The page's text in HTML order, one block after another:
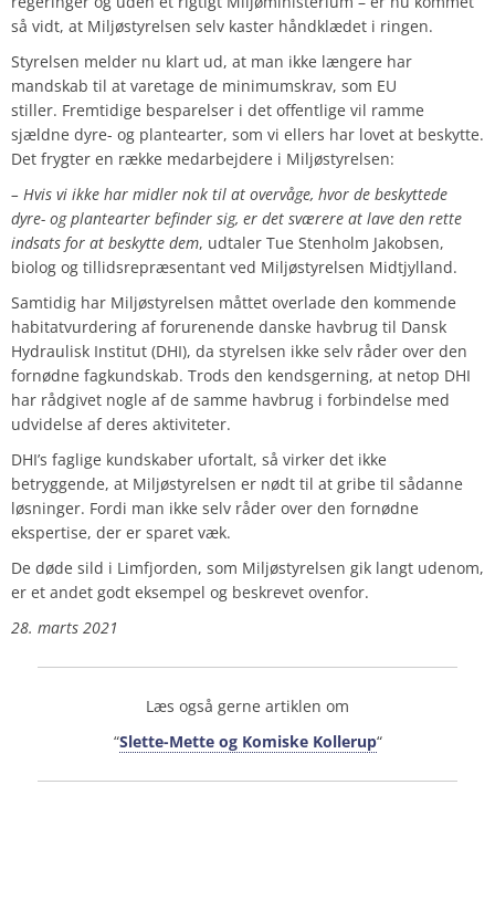
så vidt, at Miljøstyrelsen selv kaster håndklædet i ringen.
Styrelsen melder nu klart ud, at man ikke længere har
mandskab til at varetage de minimumskrav, som EU
stiller. Fremtidige besparelser i det offentlige vil ramme
sjældne dyre- og plantearter, som vi ellers har lovet at beskytte.
Det frygter en række medarbejdere i Miljøstyrelsen:
– Hvis vi ikke har midler nok til at overvåge, hvor de beskyttede
dyre- og plantearter befinder sig, er det sværere at lave den rette
indsats for at beskytte dem, udtaler Tue Stenholm Jakobsen,
biolog og tillidsrepræsentant ved Miljøstyrelsen Midtjylland.
Samtidig har Miljøstyrelsen måttet overlade den kommende
habitatvurdering af forurenende danske havbrug til Dansk
Hydraulisk Institut (DHI), da styrelsen ikke selv råder over den
fornødne fagkundskab. Trods den kendsgerning, at netop DHI
har rådgivet nogle af de samme havbrug i forbindelse med
udvidelse af deres aktiviteter.
DHI’s faglige kundskaber ufortalt, så virker det ikke
betryggende, at Miljøstyrelsen er nødt til at gribe til sådanne
løsninger. Fordi man ikke selv råder over den fornødne
ekspertise, der er sparet væk.
De døde sild i Limfjorden, som Miljøstyrelsen gik langt udenom,
er et andet godt eksempel og beskrevet ovenfor.
28. marts 2021
Læs også gerne artiklen om
“Slette-Mette og Komiske Kollerup“